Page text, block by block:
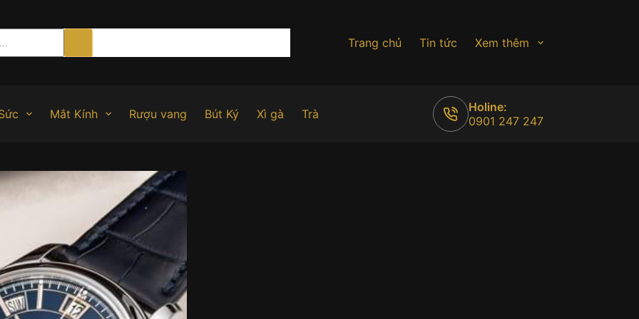
Trang chủ Tin tức Xem thêm
Mắt Kính Rượu vang Bút Ký Xì gà Trà
Holine:
0901 247 247